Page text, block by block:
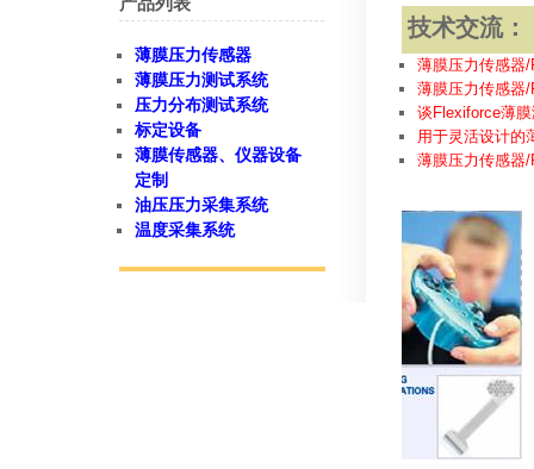
技术交流：
薄膜压力传感器
薄膜压力传感器
谈Flexiforce薄
用于灵活设计的
薄膜压力传感器
薄膜压力传感器
薄膜压力测试系统
压力分布测试系统
标定设备
薄膜传感器、仪器设备
定制
油压压力采集系统
温度采集系统